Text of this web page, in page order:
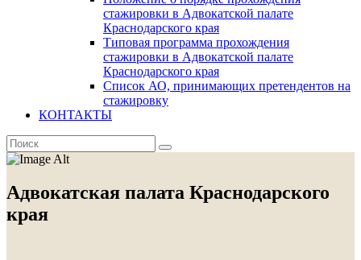
стажировки в Адвокатской палате
Краснодарского края
Типовая программа прохождения
стажировки в Адвокатской палате
Краснодарского края
Список АО, принимающих претендентов на
стажировку
КОНТАКТЫ
Адвокатская палата Краснодарского
края